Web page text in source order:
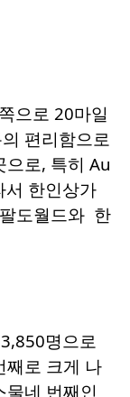
으로 20마일
편리함으로
으로, 특히 Au
한인상가
도월드와 한
명으로
째로 크게 나
네 번째인